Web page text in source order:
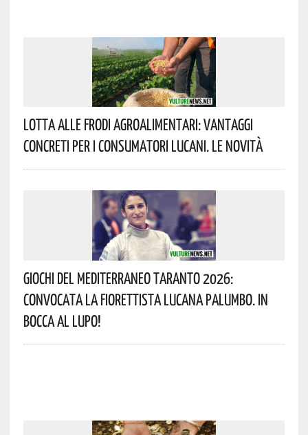
Lotta Alle Frodi Agroalimentari: Vantaggi
Concreti Per I Consumatori Lucani. Le Novità
Giochi Del Mediterraneo Taranto 2026:
Convocata La Fiorettista Lucana Palumbo. In
Bocca Al Lupo!